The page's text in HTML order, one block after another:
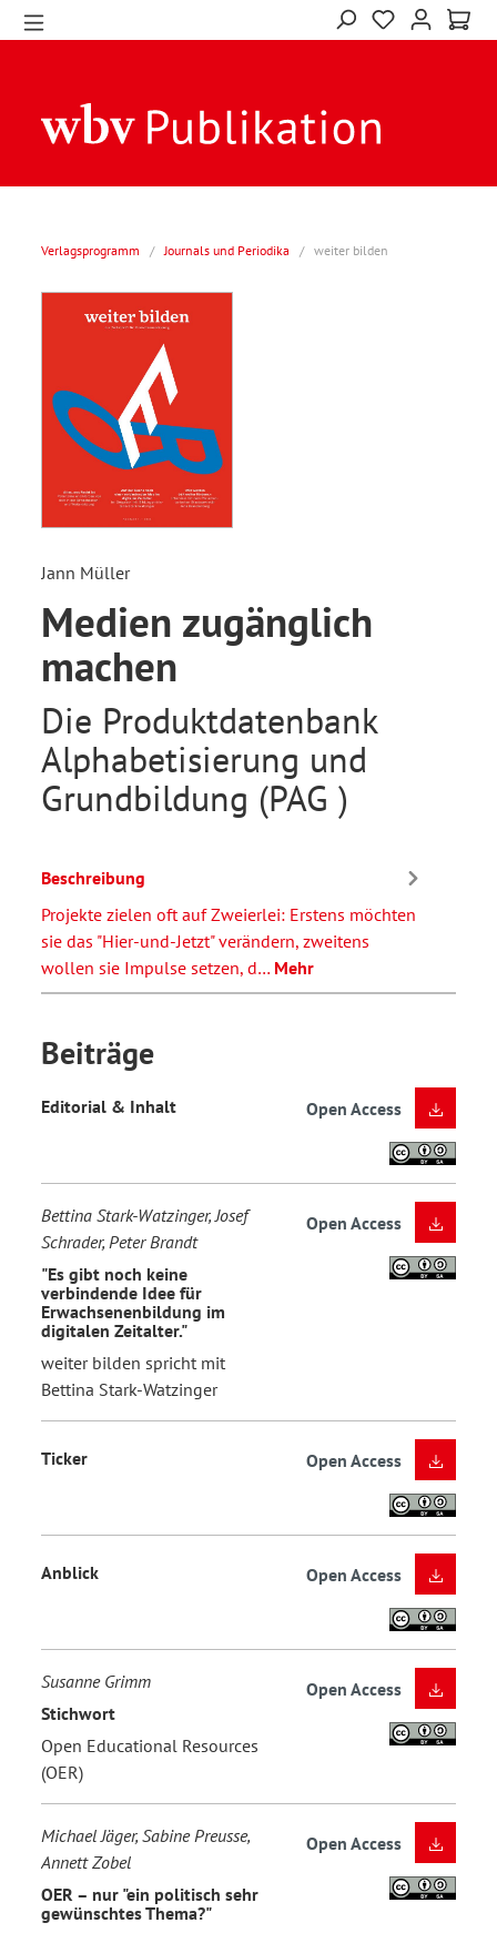
Verlagsprogramm / Journals und Periodika / weiter bilden
Jann Müller
Medien zugänglich
machen
Die Produktdatenbank
Alphabetisierung und
Grundbildung (PAG )
Beschreibung
Projekte zielen oft auf Zweierlei: Erstens möchten
sie das "Hier-und-Jetzt" verändern, zweitens
wollen sie Impulse setzen, d… Mehr
Beiträge
Editorial & Inhalt Open Access
Bettina Stark-Watzinger, Josef
Schrader, Peter Brandt
"Es gibt noch keine
verbindende Idee für
Erwachsenenbildung im
digitalen Zeitalter."
weiter bilden spricht mit
Bettina Stark-Watzinger
Open Access
Ticker Open Access
Anblick Open Access
Susanne Grimm
Stichwort
Open Educational Resources
(OER)
Open Access
Michael Jäger, Sabine Preusse,
Annett Zobel
OER – nur "ein politisch sehr
gewünschtes Thema?"
Open Access